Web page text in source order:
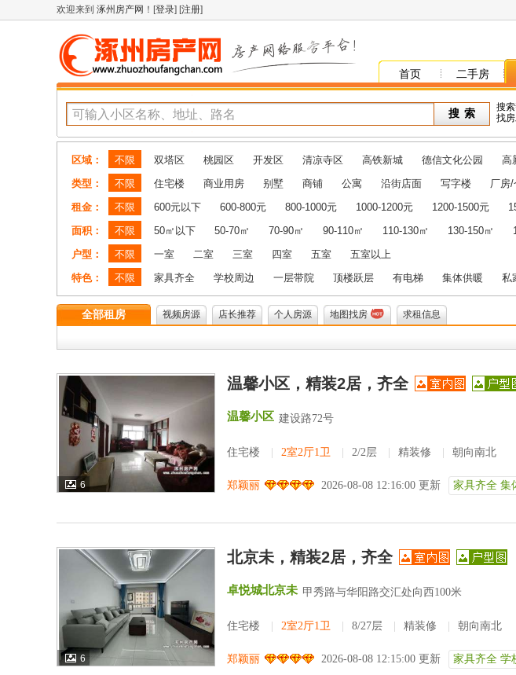
欢迎来到 涿州房产网 ！[登录] [注册]
首页 二手房
搜
找
区域： 不限 双塔区 桃园区 开发区 清凉寺区 高铁新城 德信文化公园 高
类型：
不限 住宅楼 商业用房 别墅 商铺 公寓 沿街店面 写字楼 厂房/
租金：
不限 600元以下 600-800元 800-1000元 1000-1200元 1200-1500元
面积：
不限 50㎡以下 50-70㎡ 70-90㎡ 90-110㎡ 110-130㎡ 130-150㎡
户型：
不限 一室 二室 三室 四室 五室
五室以上
特色：
不限 家具齐全 学校周边 一层带院 顶楼跃层 有电梯 集体供暖 私
全部租房 视频房源 店长推荐 个人房源 地图找房 求租信息
6
温馨小区，精装2居，齐全
温馨小区 建设路72号
住宅楼 2室2厅1卫 2/2层 精装修 朝向南北
郑颖丽 2026-08-08 12:16:00 更新 家具齐全 集
6
北京未，精装2居，齐全
卓悦城北京未 甲秀路与华阳路交汇处向西100米
住宅楼 2室2厅1卫 8/27层 精装修 朝向南北
郑颖丽 2026-08-08 12:15:00 更新 家具齐全 学